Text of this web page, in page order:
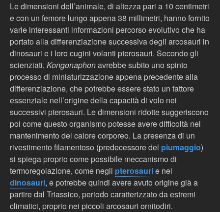
Le dimensioni dell’animale, di altezza pari a 10 centimetri
e con un femore lungo appena 38 millimetri, hanno fornito
varie interessanti informazioni percorso evolutivo che ha
portato alla differenziazione successiva degli arcosauri in
dinosauri e i loro cugini volanti pterosauri. Secondo gli
scienziati, Kongonaphonavrebbe subito uno spinto
processo di miniaturizzazione appena precedente alla
differenziazione, che potrebbe essere stato un fattore
essenziale nell’origine della capacità di volo nei
successivi pterosauri. Le dimensioni ridotte suggeriscono
poi come questo organismo potesse avere difficoltà nel
mantenimento del calore corporeo. La presenza di un
rivestimento filamentoso (predecessore del piumaggio)
si spiega proprio come possibile meccanismo di
termoregolazione, come negli pterosaurie nei
dinosauri, e potrebbe quindi avere avuto origine già a
partire dal Triassico, periodo caratterizzato da estremi
climatici, proprio nei piccoli arcosauri ornitodiri.